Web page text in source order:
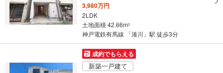
3,980万円
2LDK
土地面積 42.66m2
神戸電鉄有馬線 「湊川」駅 徒歩3分
成約でもらえる
新築一戸建て